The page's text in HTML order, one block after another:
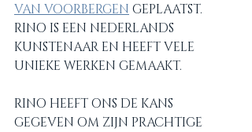
VAN VOORBERGEN GEPLAATST.
RINO IS EEN NEDERLANDS
KUNSTENAAR EN HEEFT VELE
UNIEKE WERKEN GEMAAKT.
RINO HEEFT ONS DE KANS
GEGEVEN OM ZIJN PRACHTIGE